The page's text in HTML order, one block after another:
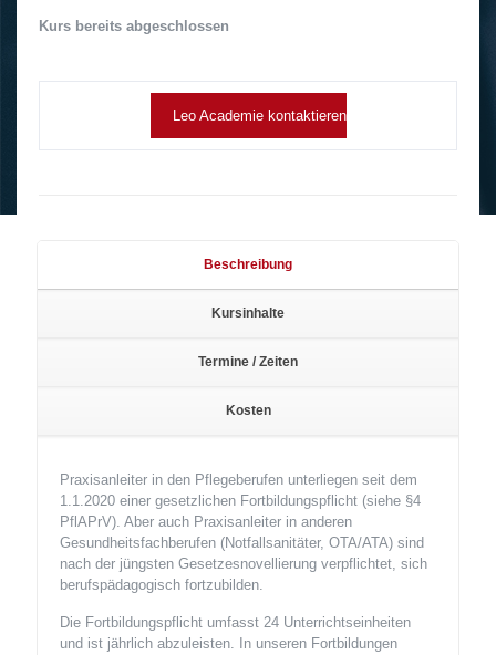
Kurs bereits abgeschlossen
Leo Academie kontaktieren
Beschreibung
Kursinhalte
Termine / Zeiten
Kosten
Praxisanleiter in den Pflegeberufen unterliegen seit dem
1.1.2020 einer gesetzlichen Fortbildungspflicht (siehe §4
PflAPrV). Aber auch Praxisanleiter in anderen
Gesundheitsfachberufen (Notfallsanitäter, OTA/ATA) sind
nach der jüngsten Gesetzesnovellierung verpflichtet, sich
berufspädagogisch fortzubilden.
Die Fortbildungspflicht umfasst 24 Unterrichtseinheiten
und ist jährlich abzuleisten. In unseren Fortbildungen